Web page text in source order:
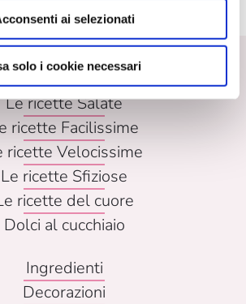
ai selezionati
solo i cookie necessari
Le ricette Dolci
Le ricette Salate
ricette Facilissime
ricette Velocissime
Le ricette Sfiziose
ricette del cuore
Dolci al cucchiaio
Ingredienti
Decorazioni